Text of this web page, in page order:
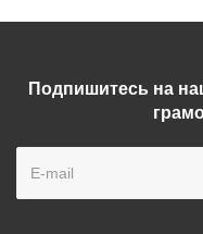
Подпишитесь на